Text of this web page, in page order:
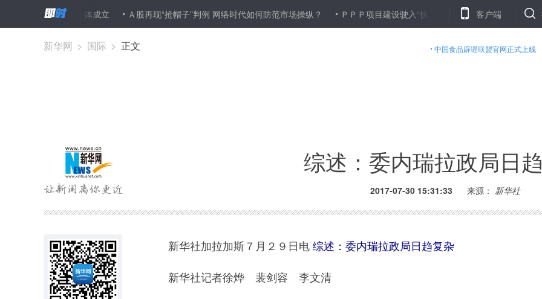
律服务协作体成立 Ａ股再现“抢帽子”判例 网络时代如何防范市场操纵？ ＰＰＰ项目建设驶入“快车道” 合规是可持续发展基石 浙
客户端
中国食品辟谣联盟官网正式上线
新华网 > 国际 > 正文
综述：委内瑞拉政局日
2017-07-30 15:31:33 来源： 新华社
新华社加拉加斯７月２９日电综述：委内瑞拉政局日趋复杂
新华社记者徐烨 裴剑容 李文清